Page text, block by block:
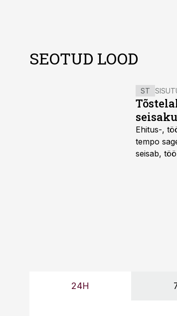
SEOTUD LOOD
ST
Ehitus-,
tempo
seisab,
24H